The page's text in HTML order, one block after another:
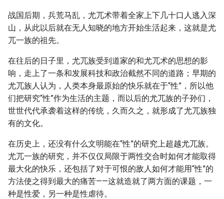
战国后期，兵荒马乱，尤兀术带着全家上下几十口人逃入深
山，从此以后就在无人知晓的地方开始生活起来，这就是尤
兀一族的祖先。
在往后的日子里，尤兀族受到道家的和尤兀术的思想的影
响，走上了一条和发展科技和政治截然不同的道路；早期的
尤兀族人认为，人类本身最原始的快乐就在于“性”，所以他
们把研究“性”作为生活的主题，而以后的尤兀族的子孙们，
世世代代承袭着这样的传统，久而久之，就形成了尤兀族独
有的文化。
在历史上，还没有什么文明能在“性”的研究上超越尤兀族。
尤兀一族的研究，并不仅仅局限于两性交合时如何才能取得
最大化的快乐，还包括了对于可恨的敌人如何才能用“性”的
方法使之得到最大的痛苦——这就造就了两方面的课题，一
种是性爱，另一种是性虐待。